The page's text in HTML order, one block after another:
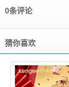
0条评论
猜你喜欢